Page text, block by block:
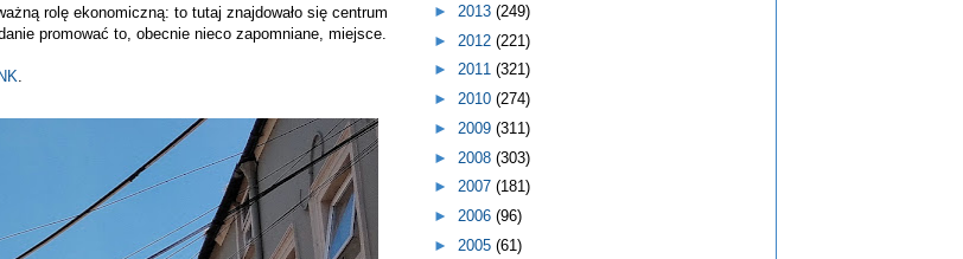
rolę ekonomiczną: to tutaj znajdowało się centrum
promować to, obecnie nieco zapomniane, miejsce.
► 2013 (249)
► 2012 (221)
► 2011 (321)
► 2010 (274)
► 2009 (311)
► 2008 (303)
► 2007 (181)
► 2006 (96)
► 2005 (61)